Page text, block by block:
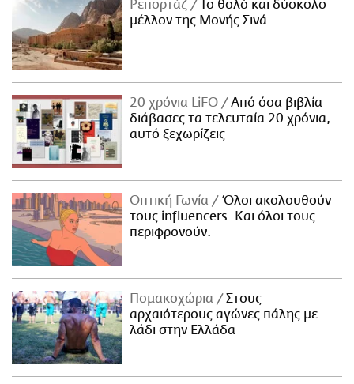
Ρεπορτάζ
Το θολό και δύσκολο
μέλλον της Μονής Σινά
20 χρόνια LiFO
Από όσα βιβλία
διάβασες τα τελευταία 20 χρόνια,
αυτό ξεχωρίζεις
Οπτική Γωνία
Όλοι ακολουθούν
τους influencers. Και όλοι τους
περιφρονούν.
Πομακοχώρια
Στους
αρχαιότερους αγώνες πάλης με
λάδι στην Ελλάδα